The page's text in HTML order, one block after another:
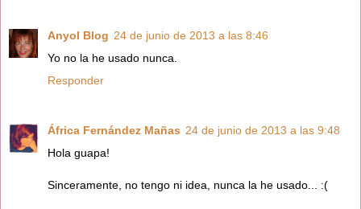
Anyol Blog 24 de junio de 2013 a las 8:46
Yo no la he usado nunca.
Responder
África Fernández Mañas 24 de junio de 2013 a las 9:48
Hola guapa!
Sinceramente, no tengo ni idea, nunca la he usado... :(